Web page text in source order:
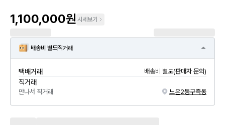
1,100,000원 시세보기
배송비 별도직거래
택배거래 배송비 별도(판매자 문의)
직거래
만나서 직거래 노은2동구즉동